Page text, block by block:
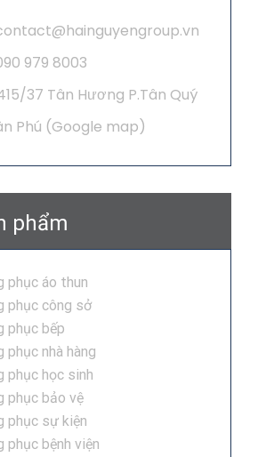
979 8003
37 Tân Hương P.Tân Quý
Phú (Google map)
phẩm
phục áo thun
phục công sở
phục bếp
phục nhà hàng
phục học sinh
phục bảo vệ
phục sự kiện
phục bệnh viện